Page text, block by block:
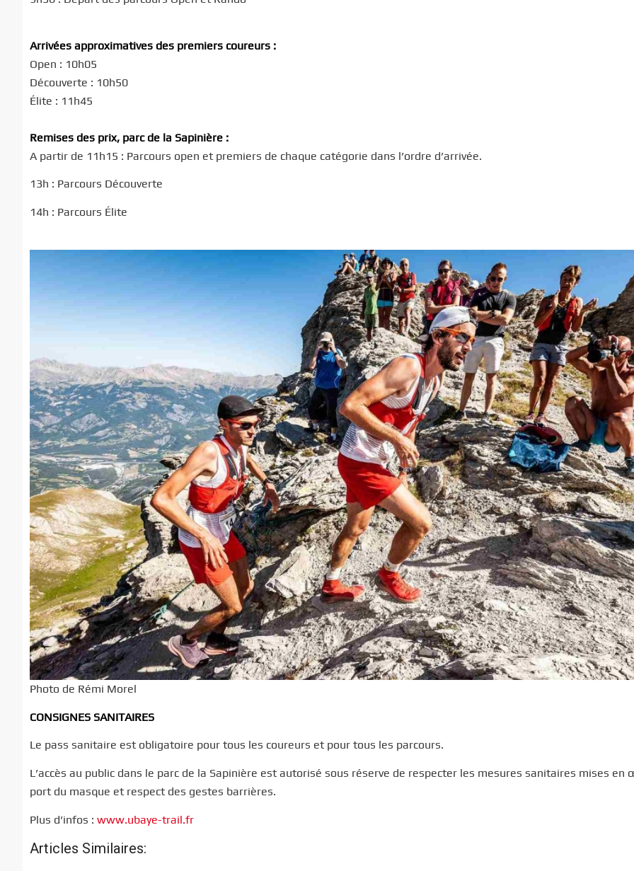
Arrivées approximatives des premiers coureurs :
Open : 10h05
Découverte : 10h50
Élite : 11h45
Remises des prix, parc de la Sapinière :
A partir de 11h15 : Parcours open et premiers de chaque catégorie dans l’ordre d’arrivée.
13h : Parcours Découverte
14h : Parcours Élite
Photo de Rémi Morel
CONSIGNES SANITAIRES
Le pass sanitaire est obligatoire pour tous les coureurs et pour tous les parcours.
L’accès au public dans le parc de la Sapinière est autorisé sous réserve de respecter les mesures sanitaires mises en
port du masque et respect des gestes barrières.
Plus d’infos : www.ubaye-trail.fr
Articles Similaires: